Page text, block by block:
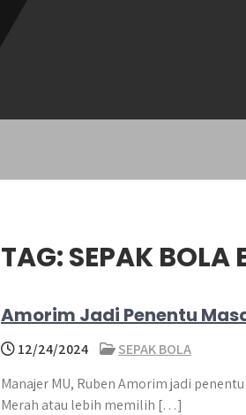
TAG:SEPAK BOLA
Amorim Jadi Penentu
12/24/2024
SEPAK BOLA
Manajer MU, Ruben Amorim jadi
Merah atau lebih memilih […]